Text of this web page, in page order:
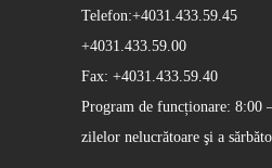
Telefon:+4031.433.59.45
+4031.433.59.00
Fax: +4031.433.59.40
Program de funcționare: 8:00
zilelor nelucrătoare şi a